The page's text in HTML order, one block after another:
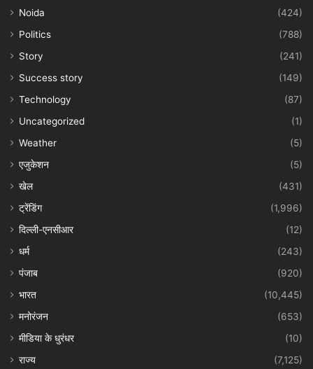
Noida
(424)
Politics
(788)
Story
(241)
Success story
(149)
Technology
(87)
Uncategorized
(1)
Weather
(5)
एजुकेशन
(5)
खेल
(431)
ट्रेंडिंग
(1,996)
दिल्ली-एनसीआर
(12)
धर्म
(243)
पंजाब
(920)
भारत
(10,445)
मनोरंजन
(653)
मीडिया के धुरंधर
(10)
राज्य
(7,125)